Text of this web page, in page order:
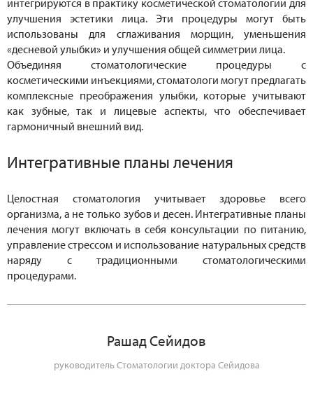
улучшения эстетики лица. Эти процедуры могут быть
использованы для сглаживания морщин, уменьшения
«десневой улыбки» и улучшения общей симметрии лица.
Объединяя стоматологические процедуры с
косметическими инъекциями, стоматологи могут предлагать
комплексные преображения улыбки, которые учитывают
как зубные, так и лицевые аспекты, что обеспечивает
гармоничный внешний вид.
Интегративные планы лечения
Целостная стоматология учитывает здоровье всего
организма, а не только зубов и десен. Интегративные планы
лечения могут включать в себя консультации по питанию,
управление стрессом и использование натуральных средств
наряду с традиционными стоматологическими
процедурами.
Рашад Сейидов
руководитель Стоматологии доктора Сейидова